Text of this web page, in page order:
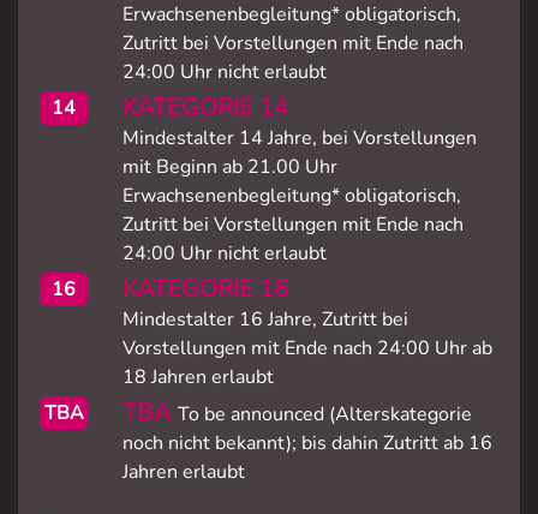
Erwachsenenbegleitung* obligatorisch,
Zutritt bei Vorstellungen mit Ende nach
24:00 Uhr nicht erlaubt
14
KATEGORIE 14
Mindestalter 14 Jahre, bei Vorstellungen
mit Beginn ab 21.00 Uhr
Erwachsenenbegleitung* obligatorisch,
Zutritt bei Vorstellungen mit Ende nach
24:00 Uhr nicht erlaubt
16
KATEGORIE 16
Mindestalter 16 Jahre, Zutritt bei
Vorstellungen mit Ende nach 24:00 Uhr ab
18 Jahren erlaubt
TBA
TBA To be announced (Alterskategorie
noch nicht bekannt); bis dahin Zutritt ab 16
Jahren erlaubt